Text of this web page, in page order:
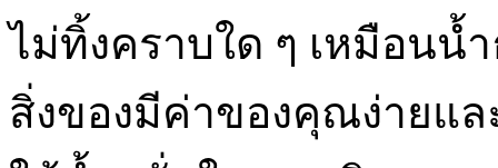
ไม่ทิ้งคราบใด ๆ เหมือนน้
สิ่งของมีค่าของคุณง่ายแ